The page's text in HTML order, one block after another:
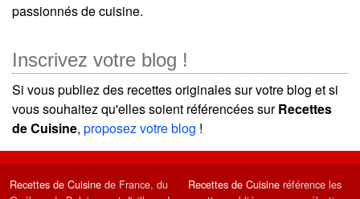
passionnés de cuisine.
Inscrivez votre blog !
Si vous publiez des recettes originales sur votre blog et si
vous souhaitez qu'elles soient référencées surRecettes
de Cuisine, proposez votre blog !
Recettes de Cuisine de France, du
Recettes de Cuisine référence les